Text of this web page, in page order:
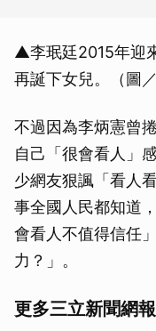
▲李珉廷2015年迎
再誕下女兒。（圖
不過因為李炳憲曾
自己「很會看人」
少網友狠諷「看人
事全國人民都知道
會看人不值得信任
力？」。
更多三立新聞網